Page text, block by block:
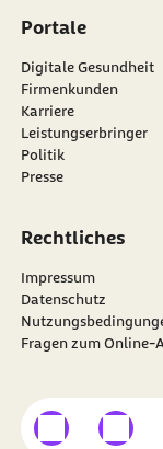
Portale
Digitale Gesundheit
Firmenkunden
Karriere
Leistungserbringer
Politik
Presse
Rechtliches
Impressum
Datenschutz
Fragen zum Online-
Besuchen Sie
externer Link